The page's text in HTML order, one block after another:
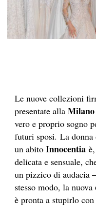
Le nuove collezioni
presentate alla Milano
vero e proprio sogno
futuri sposi. La donna
un abito Innocentia
delicata e sensuale,
un pizzico di audacia
stesso modo, la nuova
è pronta a stupirlo